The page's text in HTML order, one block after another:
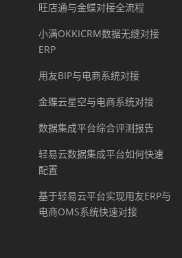
旺店通与金蝶对接全流程
小满OKKICRM数据无缝对接
ERP
用友BIP与电商系统对接
金蝶云星空与电商系统对接
数据集成平台综合评测报告
轻易云数据集成平台如何快速
配置
基于轻易云平台实现用友ERP与
电商OMS系统快速对接